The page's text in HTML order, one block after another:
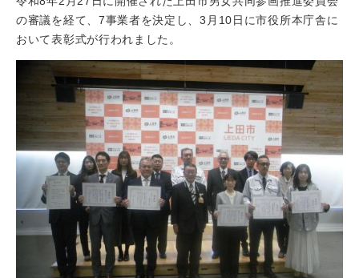
の審議を経て、7事業者を決定し、3月10日に市役所本庁舎に
おいて表彰式が行われました。